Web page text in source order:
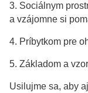
3. Sociálnym
a vzájomne si
4. Príbytkom pre
5. Základom a
Usilujme sa, aby